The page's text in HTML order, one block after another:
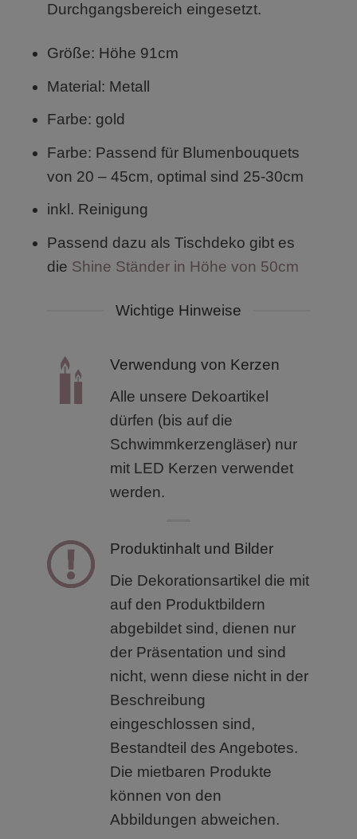
Durchgangsbereich eingesetzt.
Größe: Höhe 91cm
Material: Metall
Farbe: gold
Farbe: Passend für Blumenbouquets
von 20 – 45cm, optimal sind 25-30cm
inkl. Reinigung
Passend dazu als Tischdeko gibt es
die Shine Ständer in Höhe von 50cm
Wichtige Hinweise
Verwendung von Kerzen
Alle unsere Dekoartikel
dürfen (bis auf die
Schwimmkerzengläser) nur
mit LED Kerzen verwendet
werden.
Produktinhalt und Bilder
Die Dekorationsartikel die mit
auf den Produktbildern
abgebildet sind, dienen nur
der Präsentation und sind
nicht, wenn diese nicht in der
Beschreibung
eingeschlossen sind,
Bestandteil des Angebotes.
Die mietbaren Produkte
können von den
Abbildungen abweichen.